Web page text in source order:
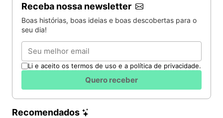
Receba nossa newsletter
Boas histórias, boas ideias e boas descobertas para o
seu dia!
Email
Li e aceito os termos de uso e a política de privacidade.
Quero receber
Recomendados